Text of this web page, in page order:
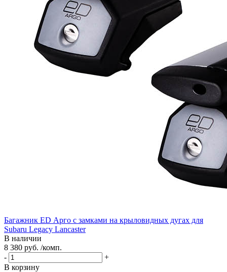
Багажник ED Арго с замками на крыловидных дугах для
Subaru Legacy Lancaster
В наличии
8 380 руб. /комп.
-
+
В корзину